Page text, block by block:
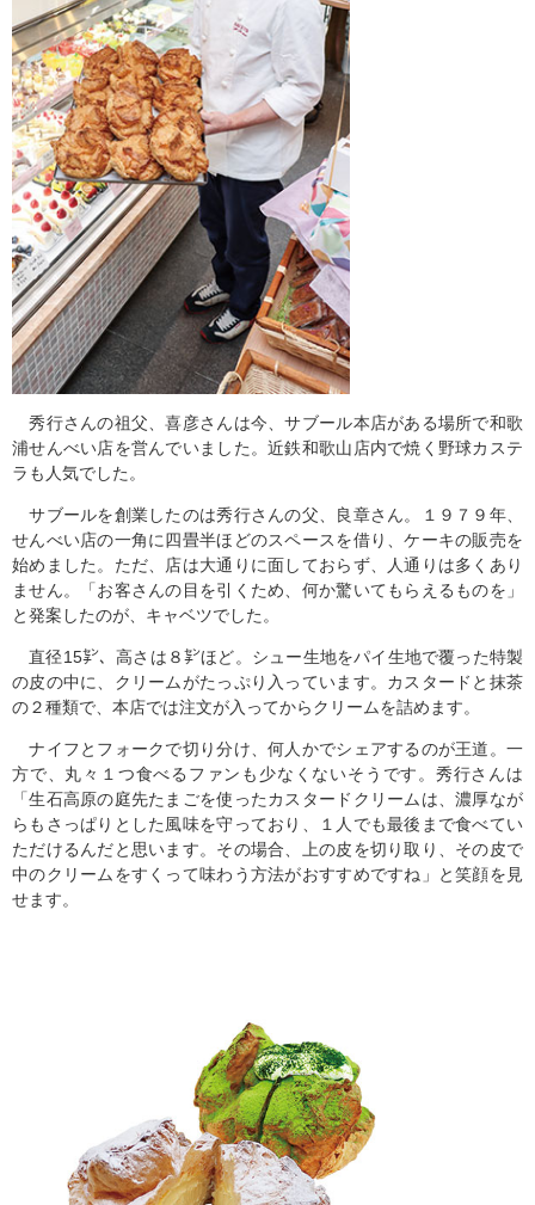
秀行さんの祖父、喜彦さんは今、サブール本店がある場所で和歌
浦せんべい店を営んでいました。近鉄和歌山店内で焼く野球カステ
ラも人気でした。
サブールを創業したのは秀行さんの父、良章さん。１９７９年、
せんべい店の一角に四畳半ほどのスペースを借り、ケーキの販売を
始めました。ただ、店は大通りに面しておらず、人通りは多くあり
ません。「お客さんの目を引くため、何か驚いてもらえるものを」
と発案したのが、キャベツでした。
直径15㌢、高さは８㌢ほど。シュー生地をパイ生地で覆った特製
の皮の中に、クリームがたっぷり入っています。カスタードと抹茶
の２種類で、本店では注文が入ってからクリームを詰めます。
ナイフとフォークで切り分け、何人かでシェアするのが王道。一
方で、丸々１つ食べるファンも少なくないそうです。秀行さんは
「生石高原の庭先たまごを使ったカスタードクリームは、濃厚なが
らもさっぱりとした風味を守っており、１人でも最後まで食べてい
ただけるんだと思います。その場合、上の皮を切り取り、その皮で
中のクリームをすくって味わう方法がおすすめですね」と笑顔を見
せます。